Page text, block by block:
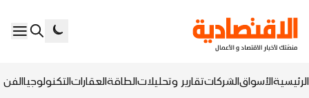
الرئيسيةالأسواقالشركاتتقارير وتحليلاتالطاقةالعقاراتالتكنولوجياالفن